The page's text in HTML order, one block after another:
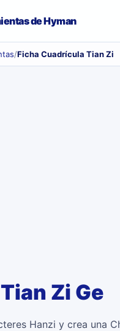
de Hyman
/Ficha Cuadrícula Tian Zi
Zi Ge
Hanzi y crea una